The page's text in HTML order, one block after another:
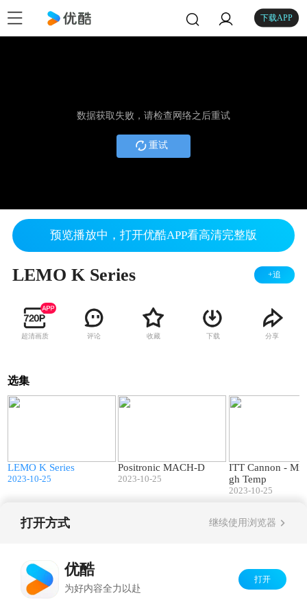
下载APP
数据获取失败，请检查网络之后重试
重试
预览播放中，打开优酷APP看高清完整版
LEMO K Series +追
超清画质 评论 收藏 下载 分享
选集
LEMO K Series
2023-10-25
Positronic MACH-D
2023-10-25
ITT Cannon -
gh Temp
2023-10-25
打开方式 继续使用浏览器
优酷
为好内容全力以赴
打开